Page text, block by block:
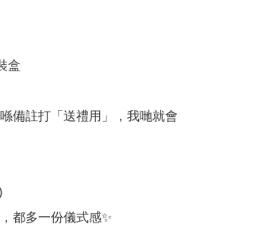
盒
備註打「送禮用」，我哋就會
都多一份儀式感✨